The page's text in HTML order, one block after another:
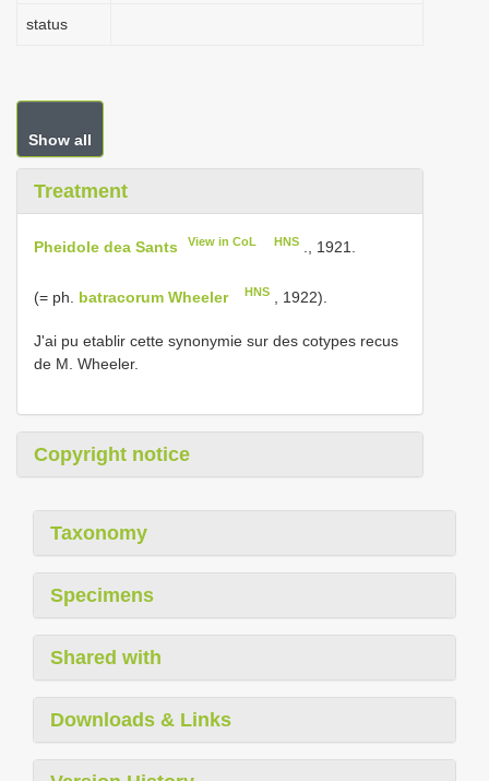
status
Show all
Treatment
Pheidole dea Sants View in CoL HNS., 1921.
(= ph. batracorum Wheeler HNS , 1922).
J'ai pu etablir cette synonymie sur des cotypes recus
de M. Wheeler.
Copyright notice
Taxonomy
Specimens
Shared with
Downloads & Links